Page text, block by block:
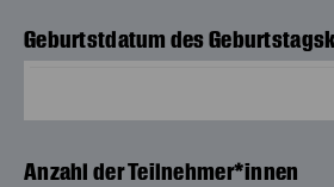
Geburtstdatum des
Anzahl der Teilnehmer*innen